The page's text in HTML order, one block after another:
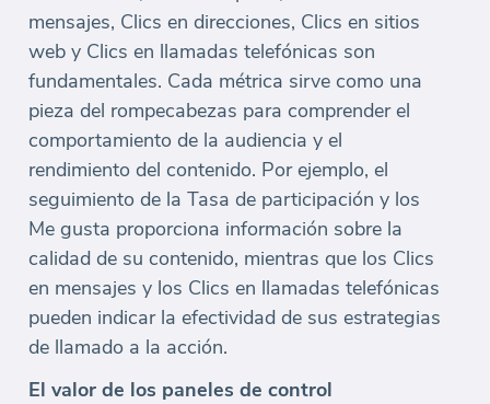
mensajes, Clics en direcciones, Clics en sitios
web y Clics en llamadas telefónicas son
fundamentales. Cada métrica sirve como una
pieza del rompecabezas para comprender el
comportamiento de la audiencia y el
rendimiento del contenido. Por ejemplo, el
seguimiento de la Tasa de participación y los
Me gusta proporciona información sobre la
calidad de su contenido, mientras que los Clics
en mensajes y los Clics en llamadas telefónicas
pueden indicar la efectividad de sus estrategias
de llamado a la acción.
El valor de los paneles de control